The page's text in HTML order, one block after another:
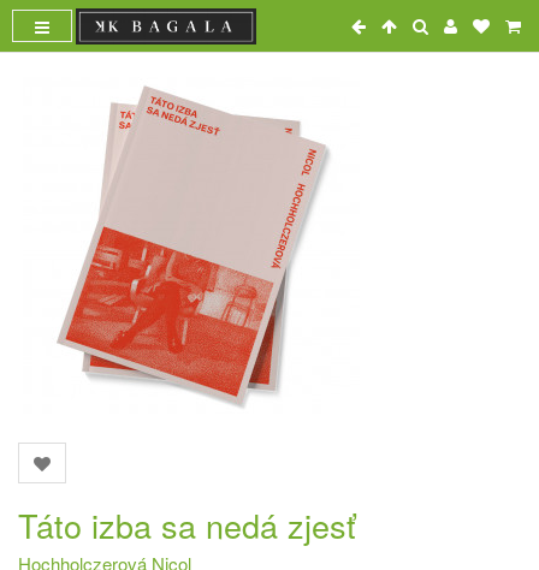
Táto izba sa nedá zjesť
Hochholczerová Nicol